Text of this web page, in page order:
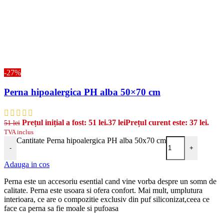
-27%
Perna hipoalergica PH alba 50×70 cm
51lei Prețul inițial a fost: 51 lei.37 leiPrețul curent este: 37 lei.
TVA inclus
-
Cantitate Perna hipoalergica PH alba 50x70 cm
+
Adauga in cos
Perna este un accesoriu esential cand vine vorba despre un somn de
calitate. Perna este usoara si ofera confort. Mai mult, umplutura
interioara, ce are o compozitie exclusiv din puf siliconizat,ceea ce
face ca perna sa fie moale si pufoasa